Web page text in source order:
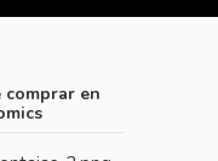
comprar en